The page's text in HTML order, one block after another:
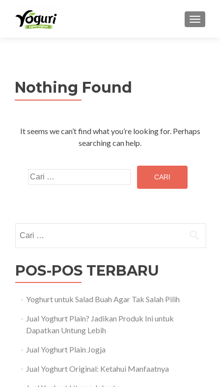
MENU
Nothing Found
It seems we can’t find what you’re looking for. Perhaps
searching can help.
Cari
untuk:
untuk:
POS-POS TERBARU
Yoghurt untuk Salad Buah Agar Tak Salah Pilih
Jual Yoghurt Plain? Jadikan Produk Ini untuk
Dapatkan Untung Lebih
Jual Yoghurt Plain Jogja
Jual Yoghurt Original: Ketahui Manfaatnya